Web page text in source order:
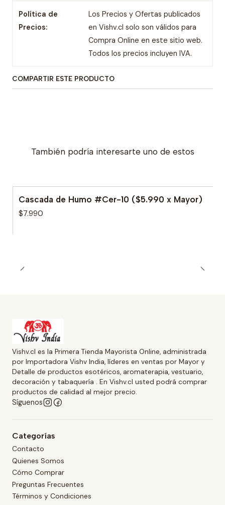
Política de
Precios:
Los Precios y Ofertas publicados
en Vishv.cl solo son válidos para
Compra Online en este sitio web.
Todos los precios incluyen IVA.
COMPARTIR ESTE PRODUCTO
También podría interesarte uno de estos
Cascada de Humo #Cer-10 ($5.990 x Mayor)
$7.990
Vishv.cl es la Primera Tienda Mayorista Online, administrada
por Importadora Vishv India, líderes en ventas por Mayor y
Detalle de productos esotéricos, aromaterapia, vestuario,
decoración y tabaquería . En Vishv.cl usted podrá comprar
productos de calidad al mejor precio.
Síguenos
Categorías
Contacto
Quienes Somos
Cómo Comprar
Preguntas Frecuentes
Términos y Condiciones